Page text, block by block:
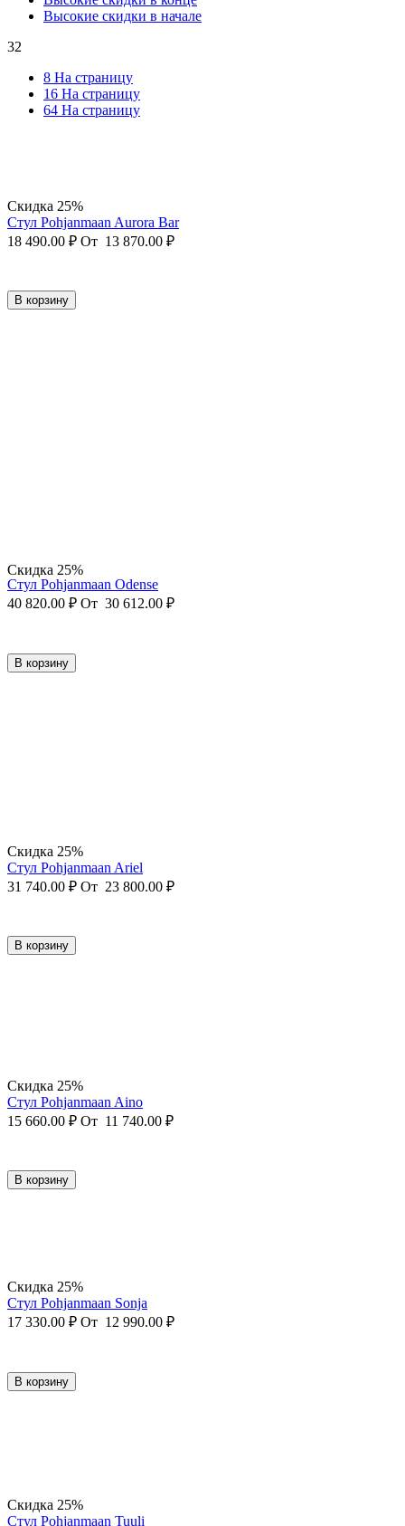
Высокие скидки в начале
32
8 На страницу
16 На страницу
64 На страницу
Скидка 25%
Стул Pohjanmaan Aurora Bar
18 490.00 ₽ От 13 870.00 ₽
В корзину
Скидка 25%
Стул Pohjanmaan Odense
40 820.00 ₽ От 30 612.00 ₽
В корзину
Скидка 25%
Стул Pohjanmaan Ariel
31 740.00 ₽ От 23 800.00 ₽
В корзину
Скидка 25%
Стул Pohjanmaan Aino
15 660.00 ₽ От 11 740.00 ₽
В корзину
Скидка 25%
Стул Pohjanmaan Sonja
17 330.00 ₽ От 12 990.00 ₽
В корзину
Скидка 25%
Стул Pohjanmaan Tuuli